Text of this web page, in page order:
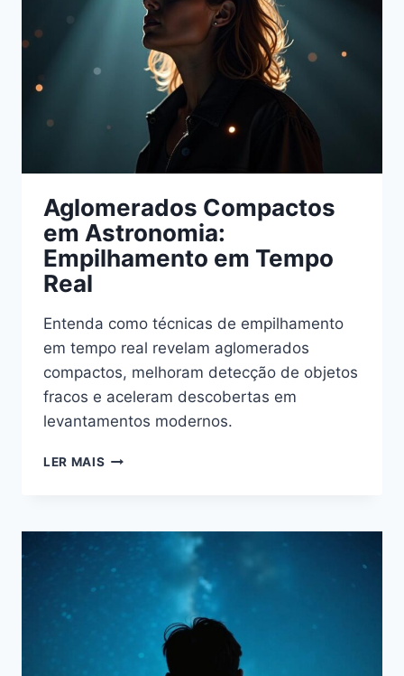
Aglomerados Compactos
em Astronomia:
Empilhamento em Tempo
Real
Entenda como técnicas de empilhamento
em tempo real revelam aglomerados
compactos, melhoram detecção de objetos
fracos e aceleram descobertas em
levantamentos modernos.
LER MAIS AGLOMERADOS
EMPILHAMENTO
TEMPO